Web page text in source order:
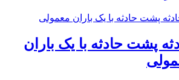
پشت حادثه با یک باران